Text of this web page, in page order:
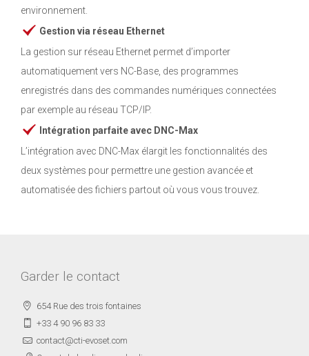
environnement.
Gestion via réseau Ethernet
La gestion sur réseau Ethernet permet d’importer
automatiquement vers NC-Base, des programmes
enregistrés dans des commandes numériques connectées
par exemple au réseau TCP/IP.
Intégration parfaite avec DNC-Max
L’intégration avec DNC-Max élargit les fonctionnalités des
deux systèmes pour permettre une gestion avancée et
automatisée des fichiers partout où vous vous trouvez.
Garder le contact
654 Rue des trois fontaines
+33 4 90 96 83 33
contact@cti-evoset.com